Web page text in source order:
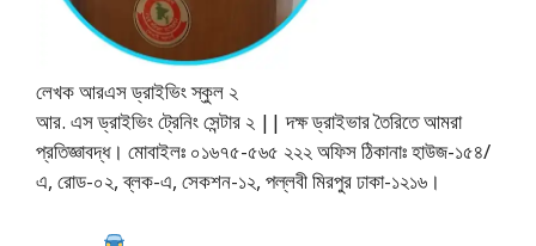
লেখক আরএস ড্রাইভিং স্কুল ২
আর. এস ড্রাইভিং ট্রেনিং সেন্টার ২ || দক্ষ ড্রাইভার তৈরিতে আমরা
প্রতিজ্ঞাবদ্ধ। মোবাইলঃ ০১৬৭৫-৫৬৫ ২২২ অফিস ঠিকানাঃ হাউজ-১৫৪/
এ, রোড-০২, ব্লক-এ, সেকশন-১২, পল্লবী মিরপুর ঢাকা-১২১৬।